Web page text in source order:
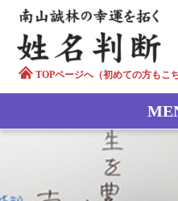
TOPページへ（初めての方もこち
正しい字画